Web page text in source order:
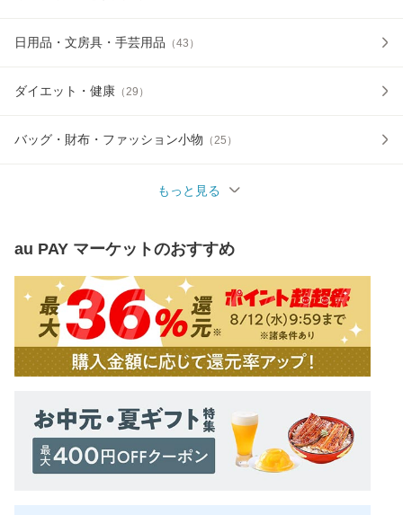
日用品・文房具・手芸用品 （43 ）
ダイエット・健康 （29 ）
バッグ・財布・ファッション小物 （25 ）
もっと見る
au PAY マーケットのおすすめ